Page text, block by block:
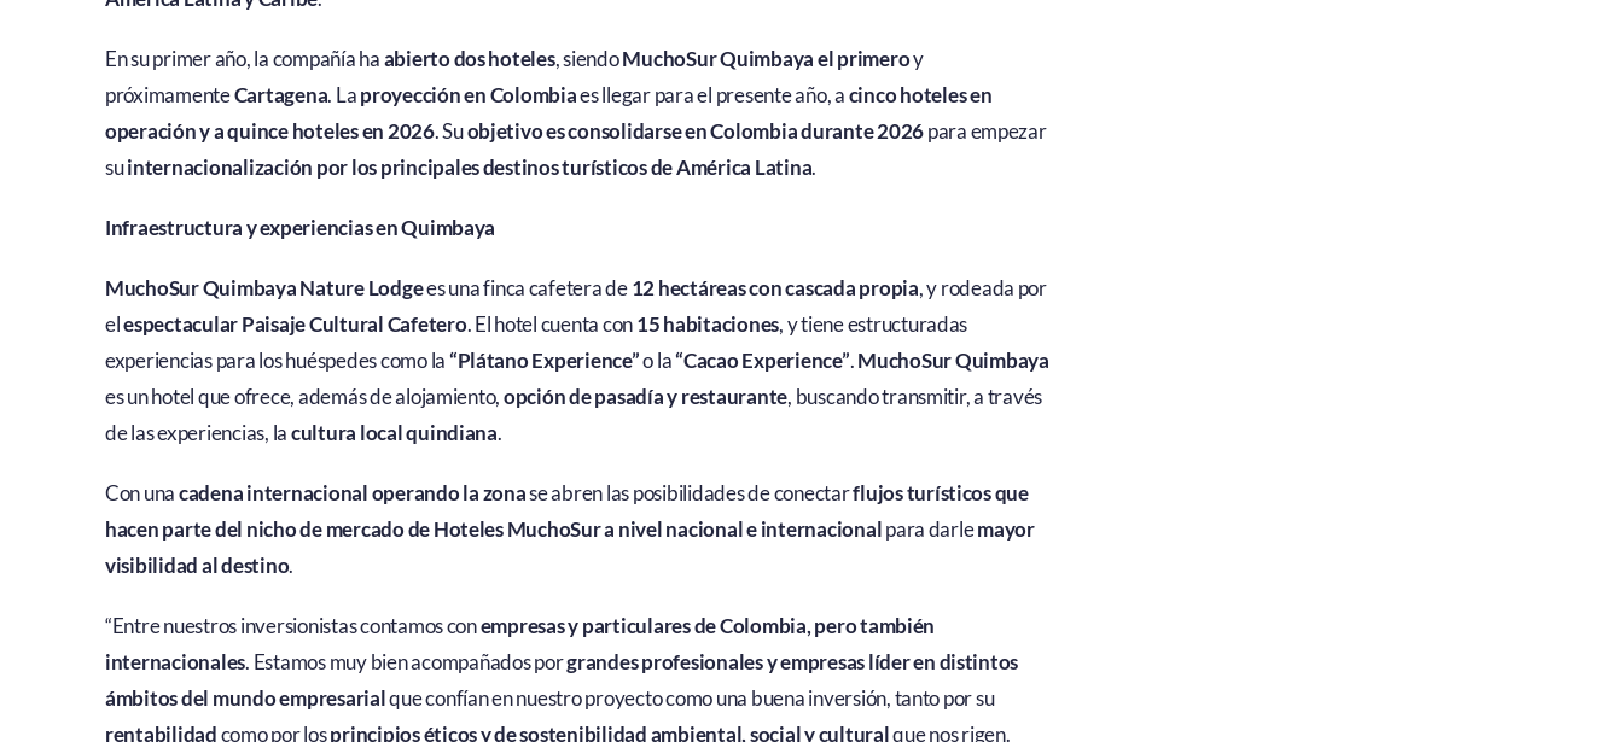
En su primer año, la compañía haabierto dos hoteles, siendoMuchoSur Quimbaya el primeroy
próximamenteCartagena. Laproyección en Colombiaes llegar para el presente año, acinco hoteles en
operación y a quince hoteles en 2026. Suobjetivo es consolidarse en Colombia durante 2026para empezar
suinternacionalización por los principales destinos turísticos de América Latina.
Infraestructura y experiencias en Quimbaya
MuchoSur Quimbaya Nature Lodgees una finca cafetera de12 hectáreas con cascada propia, y rodeada por
elespectacular Paisaje Cultural Cafetero. El hotel cuenta con15 habitaciones, y tiene estructuradas
experiencias para los huéspedes como la“Plátano Experience”o la“Cacao Experience”.MuchoSur Quimbaya
es un hotel que ofrece, además de alojamiento,opción de pasadía y restaurante, buscando transmitir, a través
de las experiencias, lacultura local quindiana.
Con unacadena internacional operando la zonase abren las posibilidades de conectarflujos turísticos que
hacen parte del nicho de mercado de Hoteles MuchoSur a nivel nacional e internacionalpara darlemayor
visibilidad al destino.
“Entre nuestros inversionistas contamos conempresas y particulares de Colombia, pero también
internacionales. Estamos muy bien acompañados porgrandes profesionales y empresas líder en distintos
ámbitos del mundo empresarialque confían en nuestro proyecto como una buena inversión, tanto por su
rentabilidadcomo por losprincipios éticos y de sostenibilidad ambiental, social y culturalque nos rigen.